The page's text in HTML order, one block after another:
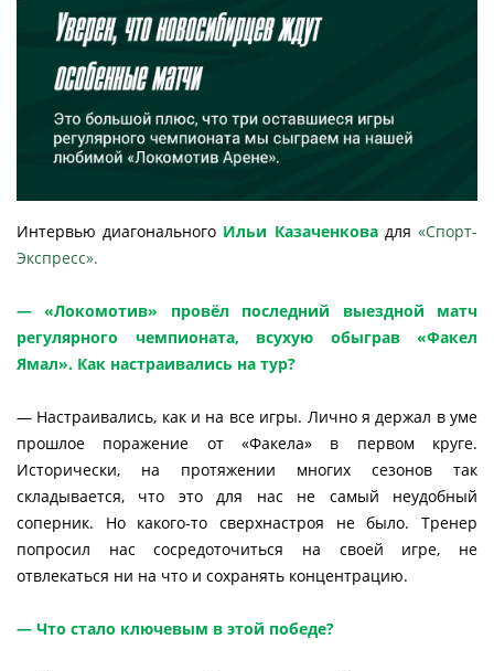
Интервью диагонального Ильи Казаченковадля«Спорт-
Экспресс».
— «Локомотив» провёл последний выездной матч
регулярного чемпионата, всухую обыграв «Факел
Ямал». Как настраивались на тур?
— Настраивались, как и на все игры. Лично я держал в уме
прошлое поражение от «Факела» в первом круге.
Исторически, на протяжении многих сезонов так
складывается, что это для нас не самый неудобный
соперник. Но какого-то сверхнастроя не было. Тренер
попросил нас сосредоточиться на своей игре, не
отвлекаться ни на что и сохранять концентрацию.
— Что стало ключевым в этой победе?